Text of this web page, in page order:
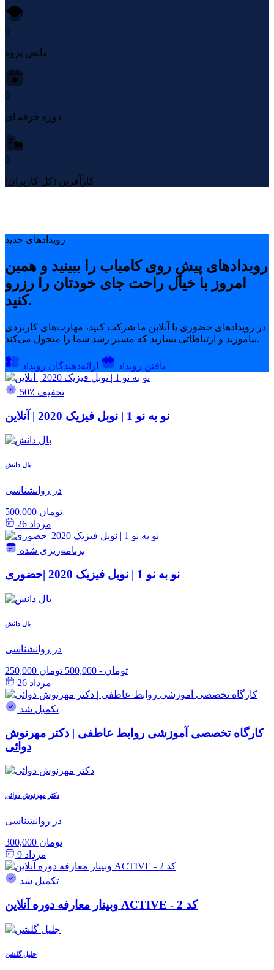
0
دانش پژوه
0
دوره حرفه ای
0
کارآفرین (کل کاربران)
رویدادهای جدید
رویدادهای پیشِ روی کامیاب را ببینید و همین
امروز با خیال راحت جای خودتان را رزرو
کنید.
در رویدادهای حضوری یا آنلاین ما شرکت کنید، مهارت‌های کاربردی
بیاموزید و ارتباطاتی بسازید که مسیر رشد شما را متحول می‌کند.
یافتن رویداد ارائه‌دهندگان رویداد
50٪ تخفیف
نو به نو 1 | نوبل فیزیک 2020 | آنلاین
بال دانش
در روانشناسی
500,000 تومان
مرداد 26
برنامه‌ریزی شده
نو به نو 1 | نوبل فیزیک 2020 |حضوری
بال دانش
در روانشناسی
250,000 تومان - 500,000 تومان
مرداد 26
تکمیل شد
کارگاه تخصصی آموزشی روابط عاطفی | دکتر مهرنوش
دوائی
دکتر مهرنوش دوائی
در روانشناسی
300,000 تومان
مرداد 9
تکمیل شد
وبینار معارفه دوره آنلاین ACTIVE - کد 2
جلیل گلشن